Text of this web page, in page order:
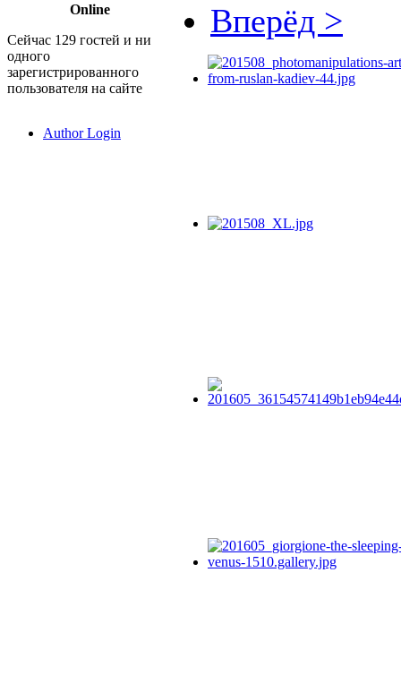
Online
Сейчас 129 гостей и ни
одного
зарегистрированного
пользователя на сайте
Author Login
Вперёд >